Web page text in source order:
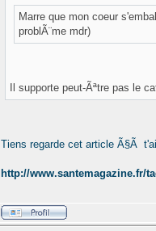
Marre que mon coeur
problÃ¨me mdr)
Il supporte peut-Ãªtre pas le
Tiens regarde cet article Ã§Ã
http://www.santemagazine.fr/